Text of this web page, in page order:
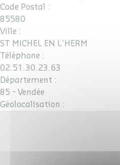
Code Postal :
85580
Ville :
ST MICHEL EN L'HERM
Téléphone :
02.51.30.23.63
Département :
85 - Vendée
Géolocalisation :